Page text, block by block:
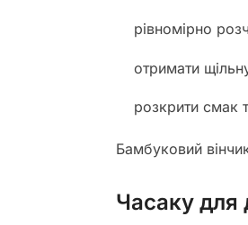
рівномірно
отримати
розкрити смак
Бамбуковий
Часаку для